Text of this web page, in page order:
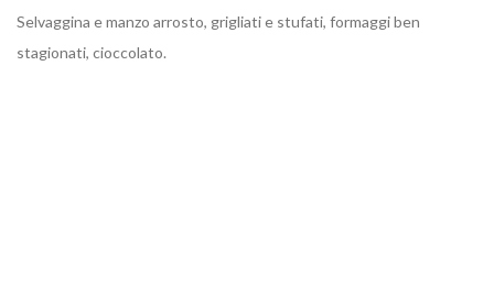
Selvaggina e manzo arrosto, grigliati e stufati, formaggi ben
stagionati, cioccolato.